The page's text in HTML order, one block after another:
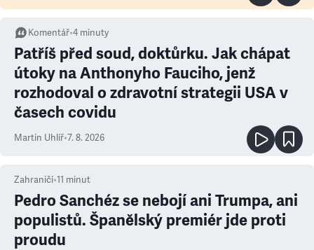
Komentář•4 minuty
Patříš před soud, doktůrku. Jak chápat
útoky na Anthonyho Fauciho, jenž
rozhodoval o zdravotní strategii USA v
časech covidu
Martin Uhlíř•7. 8. 2026
Zahraničí•11 minut
Pedro Sanchéz se nebojí ani Trumpa, ani
populistů. Španělský premiér jde proti
proudu